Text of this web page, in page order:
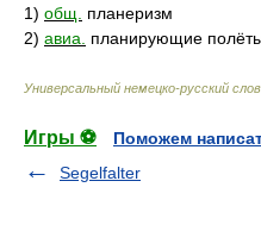
1) общ.
планеризм
2) авиа. планирующие
Универсальный немецко-русский
Игры ⚽
Поможем
Segelfalter